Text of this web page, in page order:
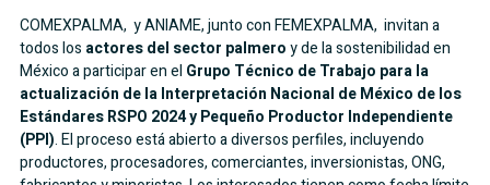
COMEXPALMA, y ANIAME, junto con FEMEXPALMA, invitan a
todos los actores del sector palmeroy de la sostenibilidad en
México a participar en el Grupo Técnico de Trabajo para la
actualización de la Interpretación Nacional de México de los
Estándares RSPO 2024 y Pequeño Productor Independiente
(PPI). El proceso está abierto a diversos perfiles, incluyendo
productores, procesadores, comerciantes, inversionistas, ONG,